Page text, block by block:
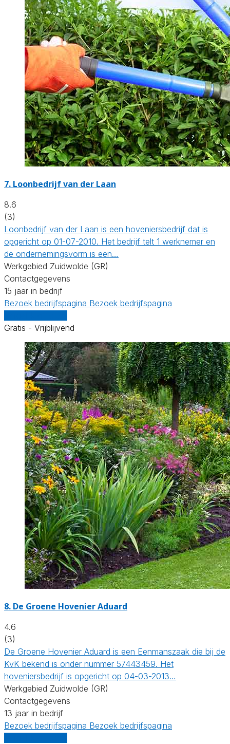
7. Loonbedrijf van der Laan
8.6
(3)
Loonbedrijf van der Laan is een hoveniersbedrijf dat is
opgericht op 01-07-2010. Het bedrijf telt 1 werknemer en
de ondernemingsvorm is een…
Werkgebied Zuidwolde (GR)
Contactgegevens
15 jaar in bedrijf
Bezoek bedrijfspagina Bezoek bedrijfspagina
Gratis - Vrijblijvend
8. De Groene Hovenier Aduard
4.6
(3)
De Groene Hovenier Aduard is een Eenmanszaak die bij de
KvK bekend is onder nummer 57443459. Het
hoveniersbedrijf is opgericht op 04-03-2013…
Werkgebied Zuidwolde (GR)
Contactgegevens
13 jaar in bedrijf
Bezoek bedrijfspagina Bezoek bedrijfspagina